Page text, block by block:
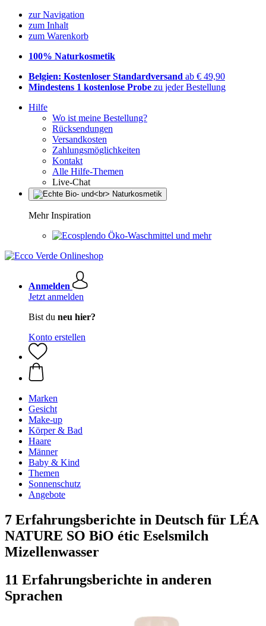
zur Navigation
zum Inhalt
zum Warenkorb
100% Naturkosmetik
Belgien: Kostenloser Standardversand ab € 49,90
Mindestens 1 kostenlose Probe zu jeder Bestellung
Hilfe
Wo ist meine Bestellung?
Rücksendungen
Versandkosten
Zahlungsmöglichkeiten
Kontakt
Alle Hilfe-Themen
Live-Chat
Mehr Inspiration
Öko-Waschmittel und mehr
Anmelden
Jetzt anmelden
Bist du neu hier?
Konto erstellen
Marken
Gesicht
Make-up
Körper & Bad
Haare
Männer
Baby & Kind
Themen
Sonnenschutz
Angebote
7 Erfahrungsberichte in Deutsch für LÉA
NATURE SO BiO étic Eselsmilch
Mizellenwasser
11 Erfahrungsberichte in anderen
Sprachen